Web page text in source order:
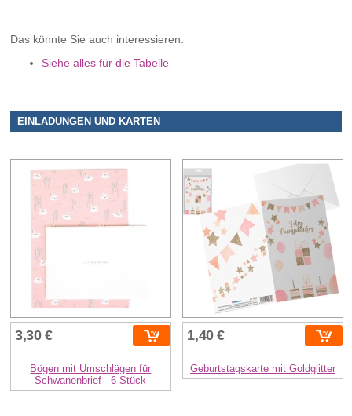
Das könnte Sie auch interessieren:
Siehe alles für die Tabelle
EINLADUNGEN UND KARTEN
3,30 €
Bögen mit Umschlägen für
Schwanenbrief - 6 Stück
1,40 €
Geburtstagskarte mit Goldglitter